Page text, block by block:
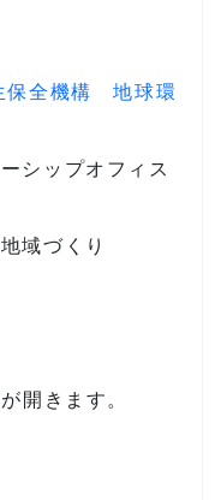
保全機構 地球環
シップオフィス
づくり
開きます。